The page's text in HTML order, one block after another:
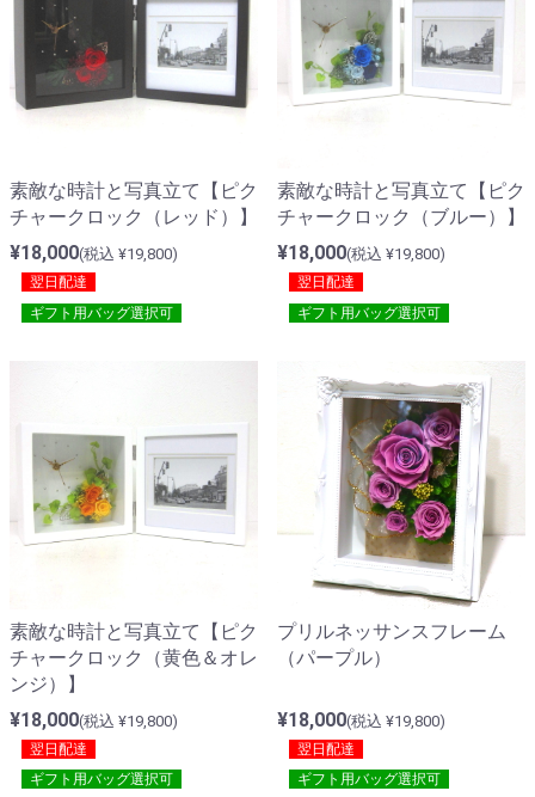
素敵な時計と写真立て【ピク
チャークロック（レッド）】
¥18,000(税込 ¥19,800)
翌日配達
ギフト用バッグ選択可
素敵な時計と写真立て【ピク
チャークロック（ブルー）】
¥18,000(税込 ¥19,800)
翌日配達
ギフト用バッグ選択可
素敵な時計と写真立て【ピク
チャークロック（黄色＆オレ
ンジ）】
¥18,000(税込 ¥19,800)
翌日配達
ギフト用バッグ選択可
プリルネッサンスフレーム
（パープル）
¥18,000(税込 ¥19,800)
翌日配達
ギフト用バッグ選択可